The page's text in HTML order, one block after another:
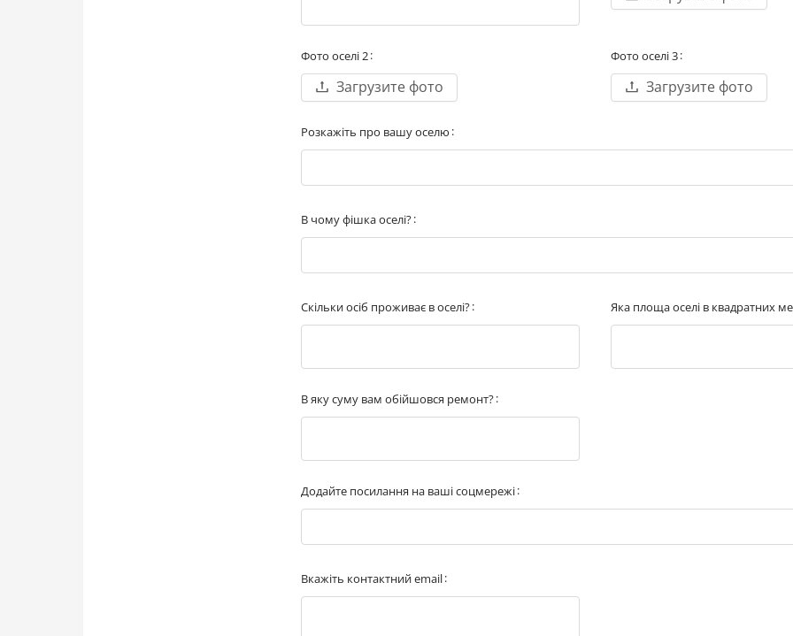
Фото оселі 2
Загрузите фото
Фото оселі 3
Загрузите фото
Розкажіть про вашу оселю
В чому фішка оселі?
Скільки осіб проживає в оселі? Яка площа оселі в квадратних
В яку суму вам обійшовся ремонт?
Додайте посилання на ваші соцмережі
Вкажіть контактний email